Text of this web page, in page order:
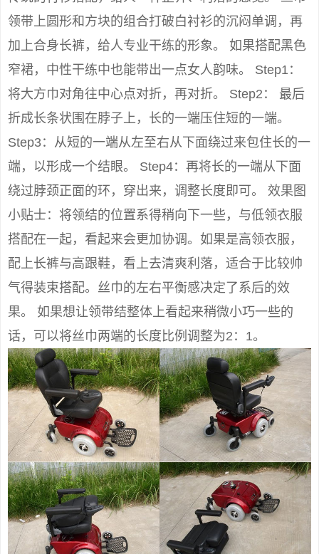
领带上圆形和方块的组合打破白衬衫的沉闷单调，再
加上合身长裤，给人专业干练的形象。 如果搭配黑色
窄裙，中性干练中也能带出一点女人韵味。 Step1：
将大方巾对角往中心点对折，再对折。 Step2： 最后
折成长条状围在脖子上，长的一端压住短的一端。
Step3：从短的一端从左至右从下面绕过来包住长的一
端，以形成一个结眼。 Step4：再将长的一端从下面
绕过脖颈正面的环，穿出来，调整长度即可。 效果图
小贴士：将领结的位置系得稍向下一些，与低领衣服
搭配在一起，看起来会更加协调。如果是高领衣服，
配上长裤与高跟鞋，看上去清爽利落，适合于比较帅
气得装束搭配。丝巾的左右平衡感决定了系后的效
果。 如果想让领带结整体上看起来稍微小巧一些的
话，可以将丝巾两端的长度比例调整为2：1。